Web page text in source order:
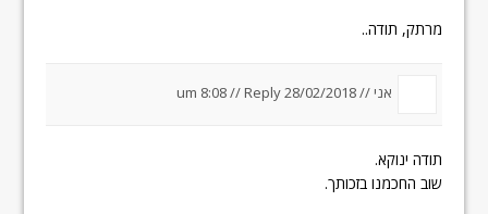
מרתק, תודה..
אני //28/02/2018 um 8:08
//Reply
תודה ינוקא.
שוב החכמנו בזכותך.